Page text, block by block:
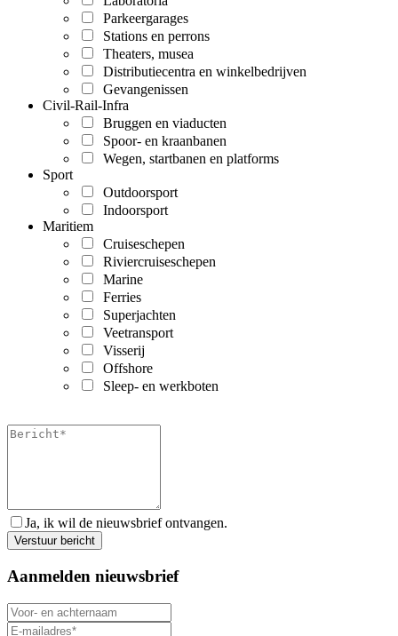
Parkeergarages
Stations en perrons
Theaters, musea
Distributiecentra en winkelbedrijven
Gevangenissen
Civil-Rail-Infra
Bruggen en viaducten
Spoor- en kraanbanen
Wegen, startbanen en platforms
Sport
Outdoorsport
Indoorsport
Maritiem
Cruiseschepen
Riviercruiseschepen
Marine
Ferries
Superjachten
Veetransport
Visserij
Offshore
Sleep- en werkboten
Ja, ik wil de nieuwsbrief ontvangen.
Aanmelden nieuwsbrief